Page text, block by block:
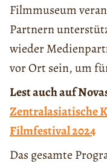
Filmmuseum
Partnern
wieder
vor Ort sein, um
Lest auch auf
Zentralasiatische
Filmfestival 2024
Das gesamte